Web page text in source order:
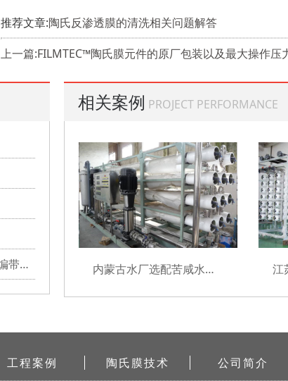
推荐文章:陶氏反渗透膜的清洗相关问题解答
上一篇:FILMTEC™陶氏膜元件的原厂包装以及最大操作压
你知道陶氏反渗透膜主要性能有哪些吗？小编带你详细了解
相关案例 PROJECT PERFORMANCE
内蒙古水厂选配苦咸水膜元件项目
工程案例 陶氏膜技术 公司简介